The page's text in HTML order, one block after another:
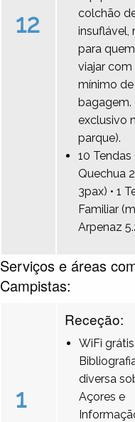
12
colchão
insuflável,
para
viajar com
mínimo de
bagagem.
exclusivo
parque).
10
Quechua
3pax) • 1
Familiar
Arpenaz
Serviços e áreas
Campistas:
1
Receção:
WiFi grátis,
diversa
Açores e